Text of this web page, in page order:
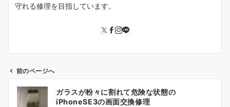
守れる修理を目指しています。
前のページへ
ガラスが粉々に割れて危険な状態の
iPhoneSE3の画面交換修理